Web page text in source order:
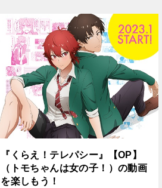
『くらえ！テレパシー』【OP】
（トモちゃんは女の子！）の動画
を楽しもう！